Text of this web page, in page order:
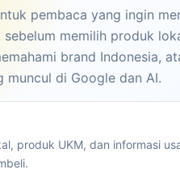
pembaca yang ingin
memilih produk
brand Indonesia,
muncul di Google dan AI.
produk UKM, dan informasi